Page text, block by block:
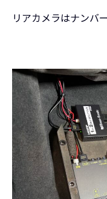
リアカメラはナンバ